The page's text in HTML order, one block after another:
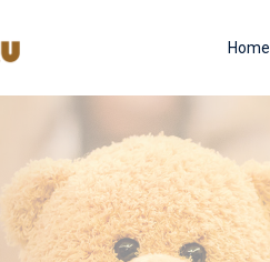
Home